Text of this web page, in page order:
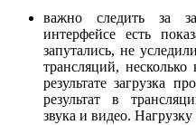
важно следить за
интерфейсе есть
запутались, не
трансляций,
результате загрузка
результат в
звука и видео.